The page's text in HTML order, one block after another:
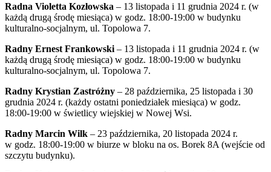
Radna Violetta Kozłowska – 13 listopada i 11 grudnia 2024 r. (w
każdą drugą środę miesiąca) w godz. 18:00-19:00 w budynku
kulturalno-socjalnym, ul. Topolowa 7.
Radny Ernest Frankowski – 13 listopada i 11 grudnia 2024 r. (w
każdą drugą środę miesiąca) w godz. 18:00-19:00 w budynku
kulturalno-socjalnym, ul. Topolowa 7.
Radny Krystian Zastróżny – 28 października, 25 listopada i 30
grudnia 2024 r. (każdy ostatni poniedziałek miesiąca) w godz.
18:00-19:00 w świetlicy wiejskiej w Nowej Wsi.
Radny Marcin Wilk – 23 października, 20 listopada 2024 r.
w godz. 18:00-19:00 w biurze w bloku na os. Borek 8A (wejście od
szczytu budynku).